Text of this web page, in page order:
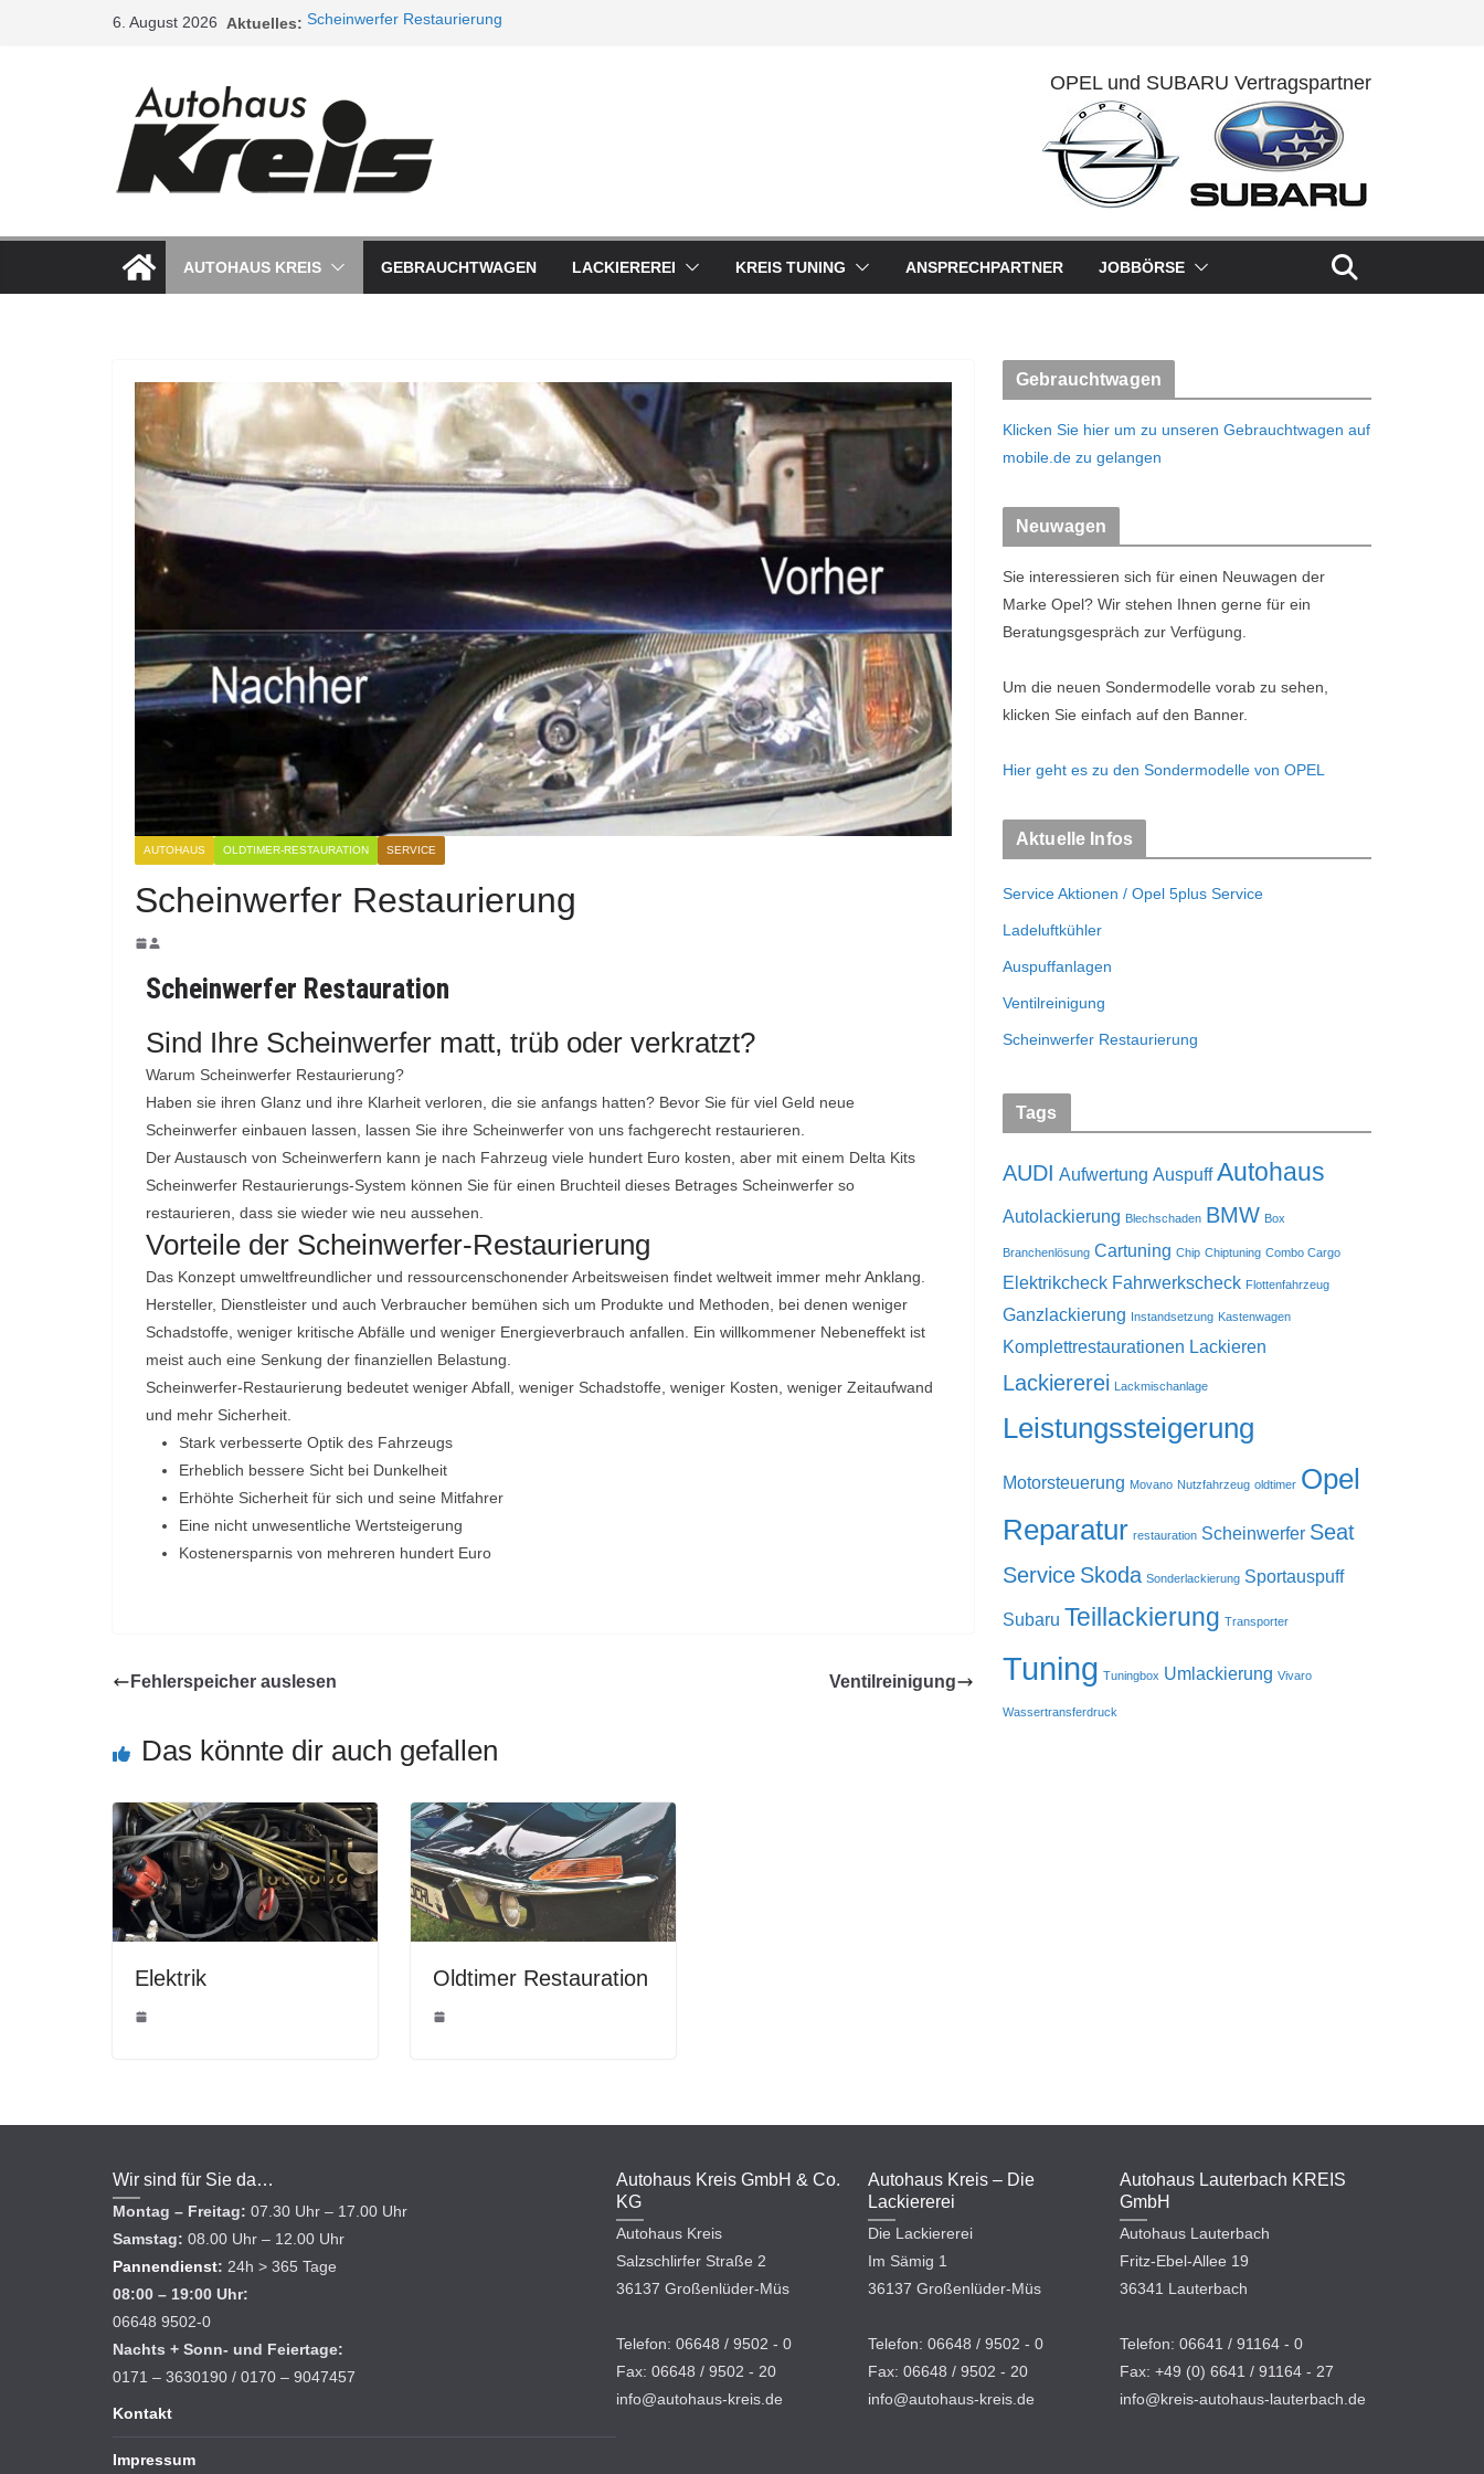
6. August 2026 Aktuelles: Scheinwerfer Restaurierung
Ventilreinigung
OPEL und SUBARU Vertragspartner
AUTOHAUS KREIS GEBRAUCHTWAGEN LACKIEREREI KREIS TUNING ANSPRECHPARTNER JOBBÖRSE
AUTOHAUS OLDTIMER-RESTAURATION SERVICE
Scheinwerfer Restaurierung
Scheinwerfer Restauration
Sind Ihre Scheinwerfer matt, trüb oder verkratzt?
Warum Scheinwerfer Restaurierung?
Haben sie ihren Glanz und ihre Klarheit verloren, die sie anfangs hatten? Bevor Sie für viel Geld neue
Scheinwerfer einbauen lassen, lassen Sie ihre Scheinwerfer von uns fachgerecht restaurieren.
Der Austausch von Scheinwerfern kann je nach Fahrzeug viele hundert Euro kosten, aber mit einem Delta Kits
Scheinwerfer Restaurierungs-System können Sie für einen Bruchteil dieses Betrages Scheinwerfer so
restaurieren, dass sie wieder wie neu aussehen.
Vorteile der Scheinwerfer-Restaurierung
Das Konzept umweltfreundlicher und ressourcenschonender Arbeitsweisen findet weltweit immer mehr Anklang.
Hersteller, Dienstleister und auch Verbraucher bemühen sich um Produkte und Methoden, bei denen weniger
Schadstoffe, weniger kritische Abfälle und weniger Energieverbrauch anfallen. Ein willkommener Nebeneffekt ist
meist auch eine Senkung der finanziellen Belastung.
Scheinwerfer-Restaurierung bedeutet weniger Abfall, weniger Schadstoffe, weniger Kosten, weniger Zeitaufwand
und mehr Sicherheit.
Stark verbesserte Optik des Fahrzeugs
Erheblich bessere Sicht bei Dunkelheit
Erhöhte Sicherheit für sich und seine Mitfahrer
Eine nicht unwesentliche Wertsteigerung
Kostenersparnis von mehreren hundert Euro
Fehlerspeicher auslesen Ventilreinigung
Das könnte dir auch gefallen
Elektrik Oldtimer Restauration
Gebrauchtwagen
Klicken Sie hier um zu unseren Gebrauchtwagen auf
mobile.de zu gelangen
Neuwagen
Sie interessieren sich für einen Neuwagen der
Marke Opel? Wir stehen Ihnen gerne für ein
Beratungsgespräch zur Verfügung.
Um die neuen Sondermodelle vorab zu sehen,
klicken Sie einfach auf den Banner.
Hier geht es zu den Sondermodelle von OPEL
Aktuelle Infos
Service Aktionen / Opel 5plus Service
Ladeluftkühler
Auspuffanlagen
Ventilreinigung
Scheinwerfer Restaurierung
Tags
AUDI Aufwertung Auspuff Autohaus
Autolackierung Blechschaden BMW Box
Branchenlösung Cartuning Chip Chiptuning Combo Cargo
Elektrikcheck Fahrwerkscheck Flottenfahrzeug
Ganzlackierung Instandsetzung Kastenwagen
Komplettrestaurationen Lackieren
Lackiererei Lackmischanlage
Leistungssteigerung
Motorsteuerung Movano Nutzfahrzeug oldtimer Opel
Reparatur restauration Scheinwerfer Seat
Service Skoda Sonderlackierung Sportauspuff
Subaru Teillackierung Transporter
Tuning Tuningbox Umlackierung Vivaro
Wassertransferdruck
Wir sind für Sie da…
Montag – Freitag: 07.30 Uhr – 17.00 Uhr
Samstag: 08.00 Uhr – 12.00 Uhr
Pannendienst: 24h > 365 Tage
08:00 – 19:00 Uhr:
06648 9502-0
Nachts + Sonn- und Feiertage:
0171 – 3630190 / 0170 – 9047457
Kontakt
Impressum
Autohaus Kreis GmbH & Co.
KG
Autohaus Kreis
Salzschlirfer Straße 2
36137 Großenlüder-Müs
Telefon: 06648 / 9502 - 0
Fax: 06648 / 9502 - 20
info@autohaus-kreis.de
Autohaus Kreis – Die
Lackiererei
Die Lackiererei
Im Sämig 1
36137 Großenlüder-Müs
Telefon: 06648 / 9502 - 0
Fax: 06648 / 9502 - 20
info@autohaus-kreis.de
Autohaus Lauterbach KREIS
GmbH
Autohaus Lauterbach
Fritz-Ebel-Allee 19
36341 Lauterbach
Telefon: 06641 / 91164 - 0
Fax: +49 (0) 6641 / 91164 - 27
info@kreis-autohaus-lauterbach.de